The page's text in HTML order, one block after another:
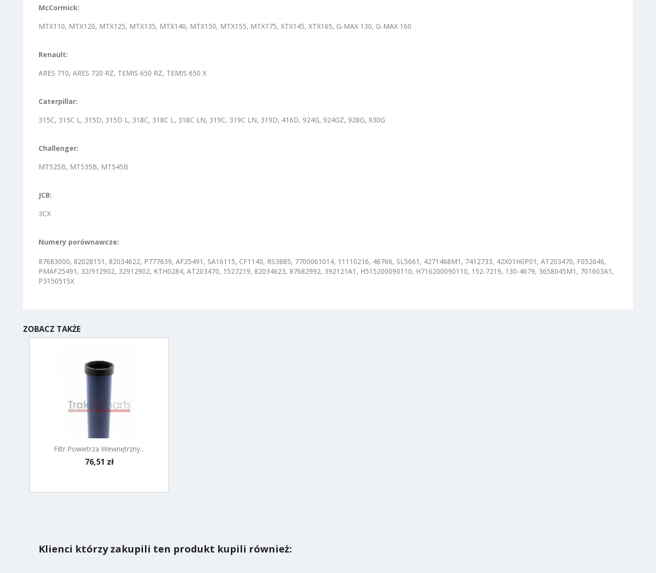
McCormick:
MTX110, MTX120, MTX125, MTX135, MTX140, MTX150, MTX155, MTX175, XTX145, XTX165, G-MAX 130, G-MAX 160
Renault:
ARES 710, ARES 720 RZ, TEMIS 650 RZ, TEMIS 650 X
Caterpillar:
315C, 315C L, 315D, 315D L, 318C, 318C L, 318C LN, 319C, 319C LN, 319D, 416D, 924G, 924GZ, 928G, 930G
Challenger:
MT525B, MT535B, MT545B
JCB:
3CX
Numery porównawcze:
87683000, 82028151, 82034622, P777639, AF25491, SA16115, CF1140, RS3885, 7700061014, 11110216, 46766, SL5661, 4271468M1, 7412733, 42X01H0P01, AT203470, F052646,
PMAF25491, 32/912902, 32912902, KTH0284, AT203470, 1527219, 82034623, 87682992, 392121A1, H515200090110, H716200090110, 152-7219, 130-4679, 3658045M1, 701603A1,
P3150515X
ZOBACZ TAKŻE
Filtr Powietrza Wewnętrzny...
Cena
76,51 zł
Szybki podgląd
Klienci którzy zakupili ten produkt kupili również: